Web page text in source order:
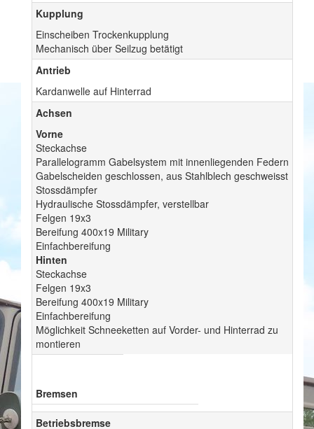
Kupplung
Einscheiben Trockenkupplung
Mechanisch über Seilzug betätigt
Antrieb
Kardanwelle auf Hinterrad
Achsen
Vorne
Steckachse
Parallelogramm Gabelsystem mit innenliegenden Federn
Gabelscheiden geschlossen, aus Stahlblech geschweisst
Stossdämpfer
Hydraulische Stossdämpfer, verstellbar
Felgen 19x3
Bereifung 400x19 Military
Einfachbereifung
Hinten
Steckachse
Felgen 19x3
Bereifung 400x19 Military
Einfachbereifung
Möglichkeit Schneeketten auf Vorder- und Hinterrad zu
montieren
Bremsen
Betriebsbremse